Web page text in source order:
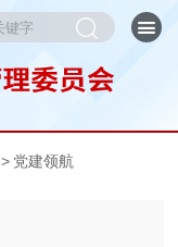
> 党建领航